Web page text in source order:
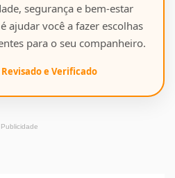
segurança e bem-estar
ajudar você a fazer escolhas
para o seu companheiro.
e Verificado
Publicidade